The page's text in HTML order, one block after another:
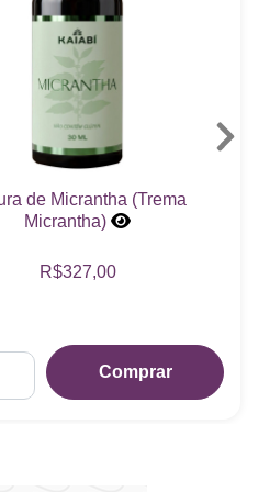
Tintura AntiPar
Comprar